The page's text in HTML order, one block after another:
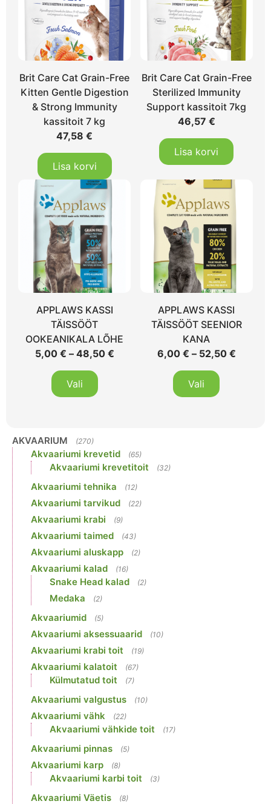
Brit Care Cat Grain-Free
Kitten Gentle Digestion
& Strong Immunity
kassitoit 7 kg
47,58€
Lisa korvi
Brit Care Cat Grain-Free
Sterilized Immunity
Support kassitoit 7kg
46,57 €
Lisa korvi
APPLAWS KASSI
TÄISSÖÖT
OOKEANIKALA LÕHE
5,00 € – 48,50 €
Vali
APPLAWS KASSI
TÄISSÖÖT SEENIOR
KANA
6,00 € – 52,50 €
Vali
AKVAARIUM (270)
Akvaariumi krevetid (65)
Akvaariumi krevetitoit (32)
Akvaariumi tehnika (12)
Akvaariumi tarvikud (22)
Akvaariumi krabi (9)
Akvaariumi taimed (43)
Akvaariumi aluskapp (2)
Akvaariumi kalad (16)
Snake Head kalad (2)
Medaka (2)
Akvaariumid (5)
Akvaariumi aksessuaarid (10)
Akvaariumi krabi toit (19)
Akvaariumi kalatoit (67)
Külmutatud toit (7)
Akvaariumi valgustus (10)
Akvaariumi vähk (22)
Akvaariumi vähkide toit (17)
Akvaariumi pinnas (5)
Akvaariumi karp (8)
Akvaariumi karbi toit (3)
Akvaariumi Väetis (8)